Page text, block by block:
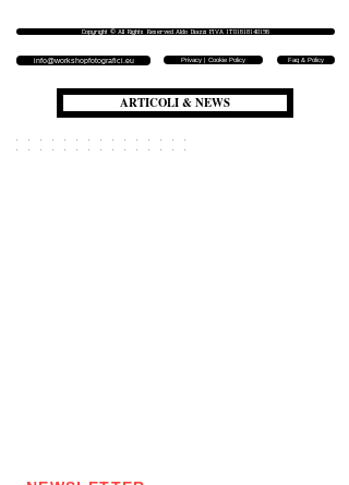
Copyright © All Rights Reserved Aldo Diazzi P.IVA IT01618140196
Faq & Policy
info@workshopfotografici.eu Privacy | Cookie Policy
ARTICOLI & NEWS